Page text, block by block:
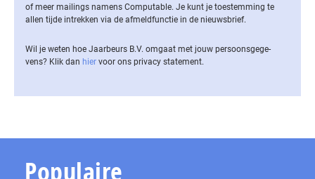
of meer mailings namens Computable. Je kunt je toestemming te
allen tijde intrekken via de af­meld­func­tie in de nieuwsbrief.
Wil je weten hoe Jaarbeurs B.V. omgaat met jouw per­soons­ge­ge­
vens? Klik dan hier voor ons privacy statement.
Populaire